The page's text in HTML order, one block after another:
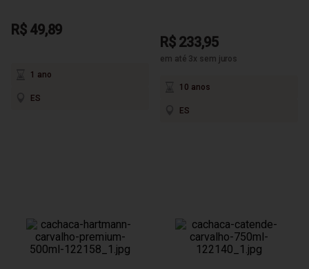
R$ 49,89
1 ano
ES
R$ 233,95
em até 3x sem juros
10 anos
ES